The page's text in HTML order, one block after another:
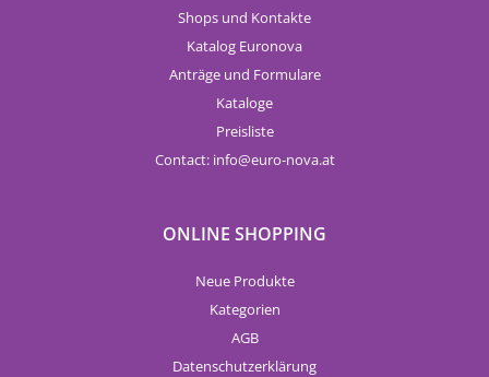
Shops und Kontakte
Katalog Euronova
Anträge und Formulare
Kataloge
Preisliste
Contact: info euro-nova.at
ONLINE SHOPPING
Neue Produkte
Kategorien
AGB
Datenschutzerklärung